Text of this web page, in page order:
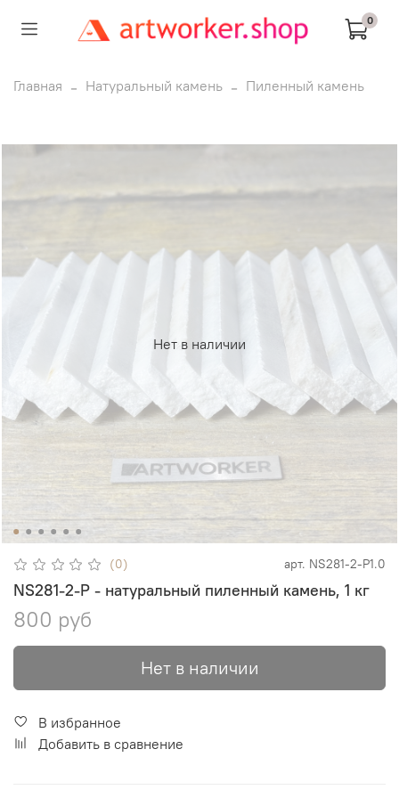
0
Главная Натуральный камень Пиленный камень
Нет в наличии
(0) арт. NS281-2-P1.0
NS281-2-P - натуральный пиленный камень, 1 кг
800 руб
Нет в наличии
В избранное
Добавить в сравнение